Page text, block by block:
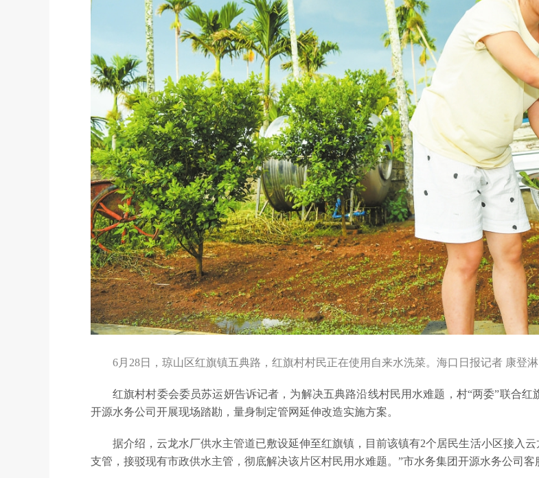
6月28日，琼山区红旗镇五典路，红旗村村民正在使用自来水洗菜。海口日报记者 康登
红旗村村委会委员苏运妍告诉记者，为解决五典路沿线村民用水难题，村“两委”联合
开源水务公司开展现场踏勘，量身制定管网延伸改造实施方案。
据介绍，云龙水厂供水主管道已敷设延伸至红旗镇，目前该镇有2个居民生活小区接入
支管，接驳现有市政供水主管，彻底解决该片区村民用水难题。”市水务集团开源水务公司客